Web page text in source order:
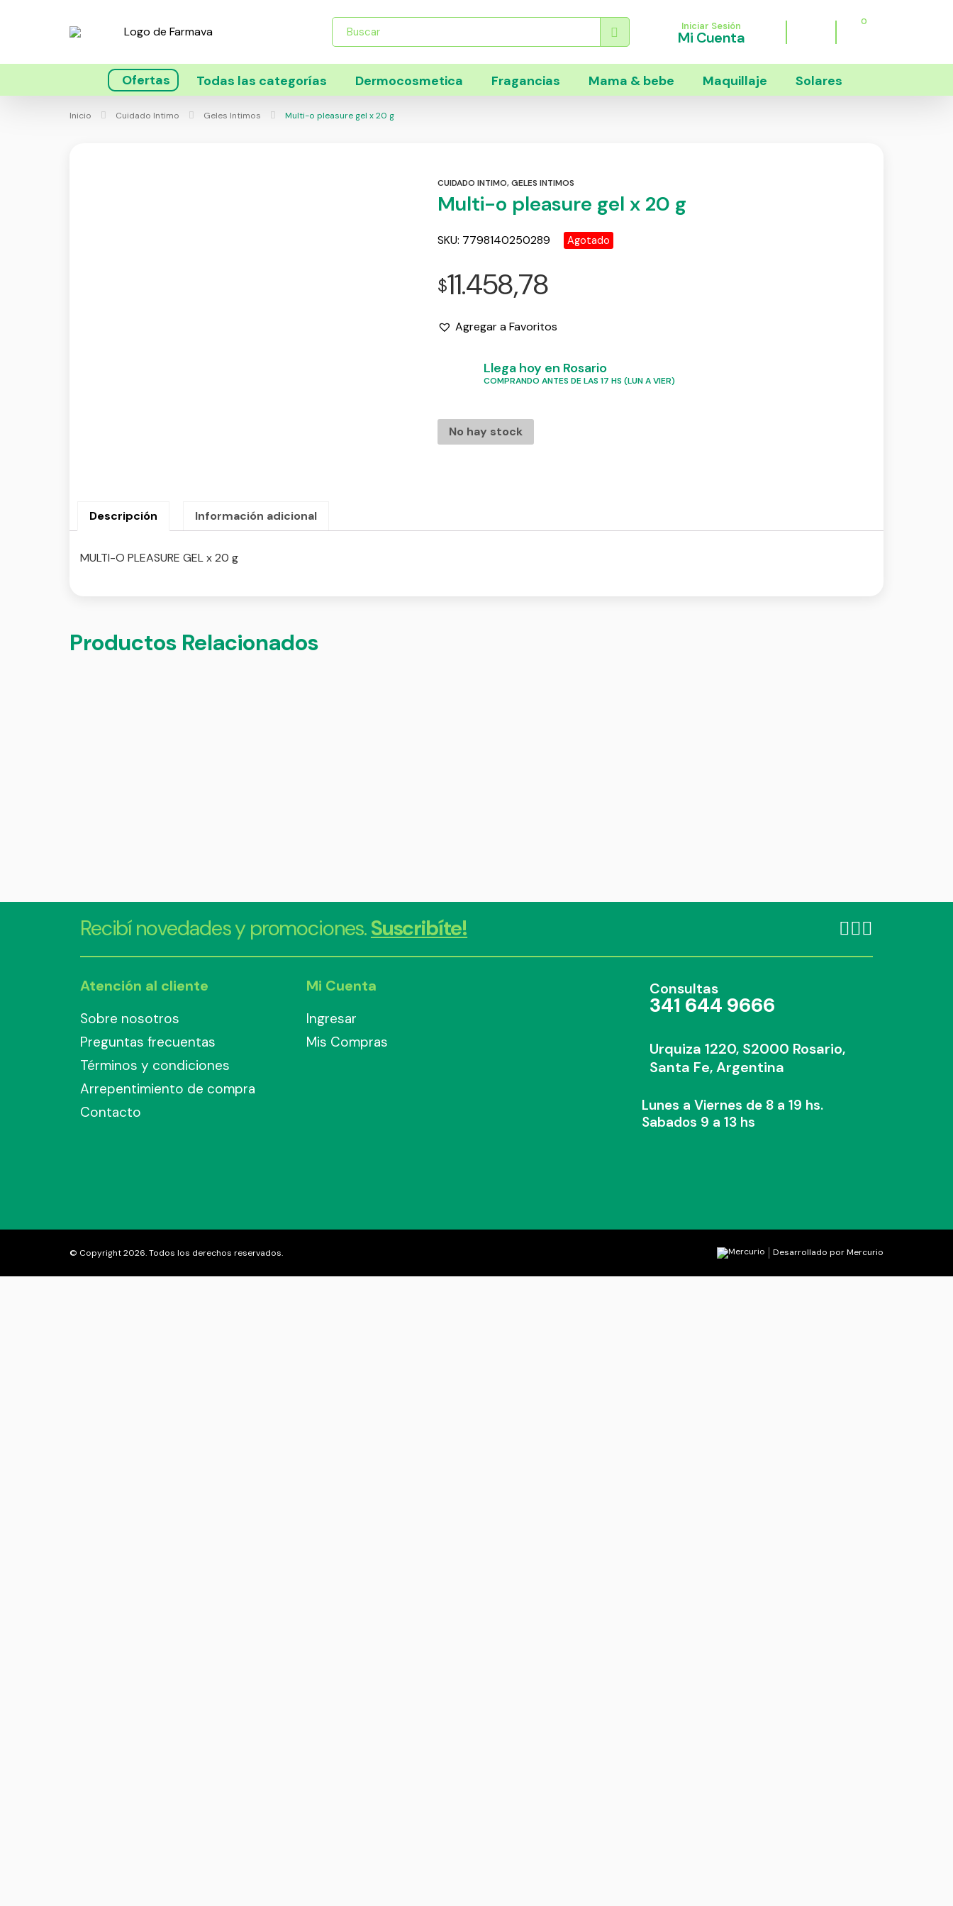
Búsqueda
productos
Iniciar Sesión
Mi Cuenta
0
Ofertas Todas las categorías Dermocosmetica Fragancias Mama & bebe Maquillaje Solares
Inicio Cuidado Intimo Geles Intimos Multi-o pleasure gel x 20 g
CUIDADO INTIMO,GELES INTIMOS
Multi-o pleasure gel x 20 g
SKU: 7798140250289 Agotado
$11.458,78
Agregar a Favoritos
Llega hoy en Rosario
COMPRANDO ANTES DE LAS 17 HS (LUN A VIER)
No hay stock
Descripción Información adicional
MULTI-O PLEASURE GEL x 20 g
Productos Relacionados
Recibí novedades y promociones.Suscribíte!
Atención al cliente
Sobre nosotros
Preguntas frecuentas
Términos y condiciones
Arrepentimiento de compra
Contacto
Mi Cuenta
Ingresar
Mis Compras
Consultas
341 644 9666
Urquiza 1220, S2000 Rosario,
Santa Fe, Argentina
Lunes a Viernes de 8 a 19 hs.
Sabados 9 a 13 hs
© Copyright 2026. Todos los derechos reservados. Desarrollado por Mercurio